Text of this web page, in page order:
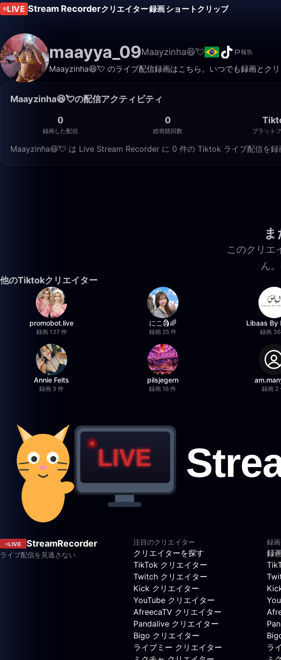
LIVE Stream Recorderクリエイター録画ショートクリップ
maayya_09Maayzinha😆💘 報告
Maayzinha😆💘 のライブ配信録画はこちら。いつでも録画とクリ
Maayzinha😆💘の配信アクティビティ
0
録画した配信
0
総視聴回数 プラット
Maayzinha😆💘 は Live Stream Recorder に 0 件の Tiktok ライブ配信を録
このクリエ
ん
他のTiktokクリエイター
promobot.live
録画 137 件
にこ🗿🌈
録画 25 件
Libaas By
録画
Annie Felts
録画 3 件
pilsjegern
録画 16 件 録画 2
LIVE StreamRecorder
ライブ配信を見逃さない
注目のクリエイター
クリエイターを探す
TikTok クリエイター
Twitch クリエイター
Kick クリエイター
YouTube クリエイター
AfreecaTV クリエイター
Pandalive クリエイター
Bigo クリエイター
ライブミー クリエイター
録
録
ラ